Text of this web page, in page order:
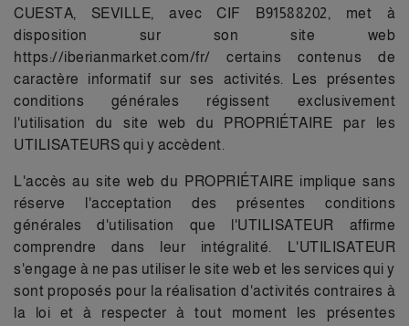
CUESTA, SEVILLE, avec CIF B91588202, met à
disposition sur son site web
https://iberianmarket.com/fr/ certains contenus de
caractère informatif sur ses activités. Les présentes
conditions générales régissent exclusivement
l'utilisation du site web du PROPRIÉTAIRE par les
UTILISATEURS qui y accèdent.
L'accès au site web du PROPRIÉTAIRE implique sans
réserve l'acceptation des présentes conditions
générales d'utilisation que l'UTILISATEUR affirme
comprendre dans leur intégralité. L'UTILISATEUR
s'engage à ne pas utiliser le site web et les services qui y
sont proposés pour la réalisation d'activités contraires à
la loi et à respecter à tout moment les présentes